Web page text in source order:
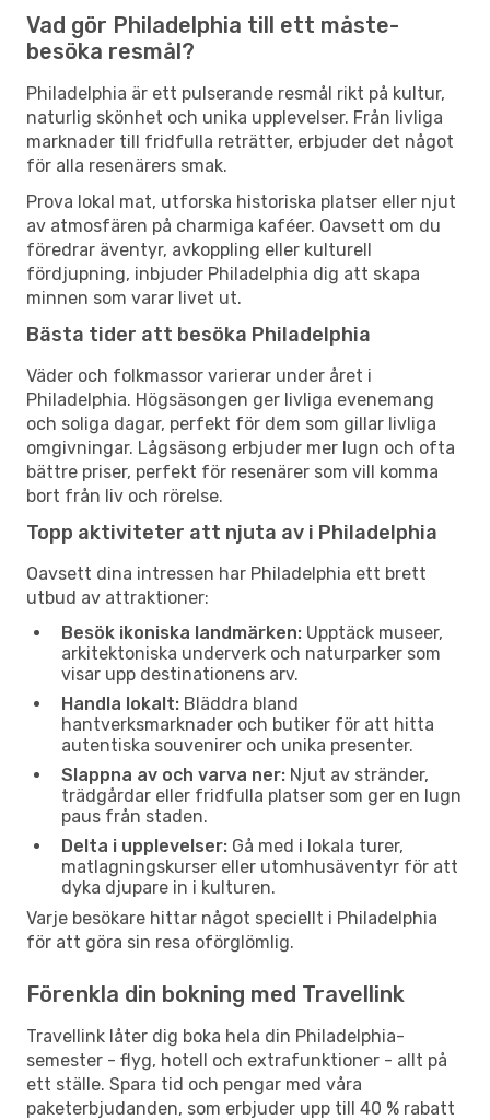
Vad gör Philadelphia till ett måste-
besöka resmål?
Philadelphia är ett pulserande resmål rikt på kultur,
naturlig skönhet och unika upplevelser. Från livliga
marknader till fridfulla reträtter, erbjuder det något
för alla resenärers smak.
Prova lokal mat, utforska historiska platser eller njut
av atmosfären på charmiga kaféer. Oavsett om du
föredrar äventyr, avkoppling eller kulturell
fördjupning, inbjuder Philadelphia dig att skapa
minnen som varar livet ut.
Bästa tider att besöka Philadelphia
Väder och folkmassor varierar under året i
Philadelphia. Högsäsongen ger livliga evenemang
och soliga dagar, perfekt för dem som gillar livliga
omgivningar. Lågsäsong erbjuder mer lugn och ofta
bättre priser, perfekt för resenärer som vill komma
bort från liv och rörelse.
Topp aktiviteter att njuta av i Philadelphia
Oavsett dina intressen har Philadelphia ett brett
utbud av attraktioner:
Besök ikoniska landmärken: Upptäck museer,
arkitektoniska underverk och naturparker som
visar upp destinationens arv.
Handla lokalt: Bläddra bland
hantverksmarknader och butiker för att hitta
autentiska souvenirer och unika presenter.
Slappna av och varva ner: Njut av stränder,
trädgårdar eller fridfulla platser som ger en lugn
paus från staden.
Delta i upplevelser: Gå med i lokala turer,
matlagningskurser eller utomhusäventyr för att
dyka djupare in i kulturen.
Varje besökare hittar något speciellt i Philadelphia
för att göra sin resa oförglömlig.
Förenkla din bokning med Travellink
Travellink låter dig boka hela din Philadelphia-
semester - flyg, hotell och extrafunktioner - allt på
ett ställe. Spara tid och pengar med våra
paketerbjudanden, som erbjuder upp till 40 % rabatt